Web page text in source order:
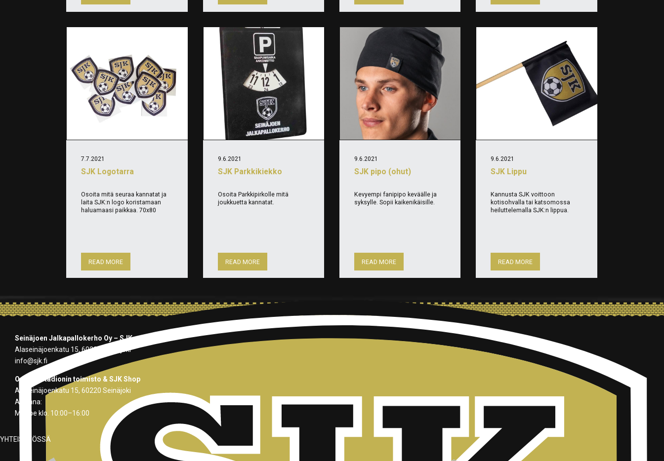
SJK Logotarra
7.7.2021
Osoita mitä seuraa kannatat ja
laita SJK:n logo koristamaan
haluamaasi paikkaa. 70x80
READ MORE
SJK Parkkikiekko
9.6.2021
Osoita Parkkipirkolle mitä
joukkuetta kannatat.
READ MORE
SJK pipo (ohut)
9.6.2021
Kevyempi fanipipo keväälle ja
syksylle. Sopii kaikenikäisille.
READ MORE
SJK Lippu
9.6.2021
Kannusta SJK voittoon
kotisohvalla tai katsomossa
heiluttelemalla SJK:n lippua.
READ MORE
Seinäjoen Jalkapallokerho Oy – SJK
Alaseinäjoenkatu 15, 60220 Seinäjoki
info@sjk.fi
OmaSp Stadionin toimisto & SJK Shop
Alaseinäjoenkatu 15, 60220 Seinäjoki
Avoinna:
Ma–pe klo. 10:00–16:00
YHTEISTYÖSSÄ